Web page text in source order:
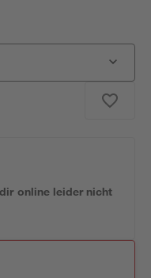
online leider nicht